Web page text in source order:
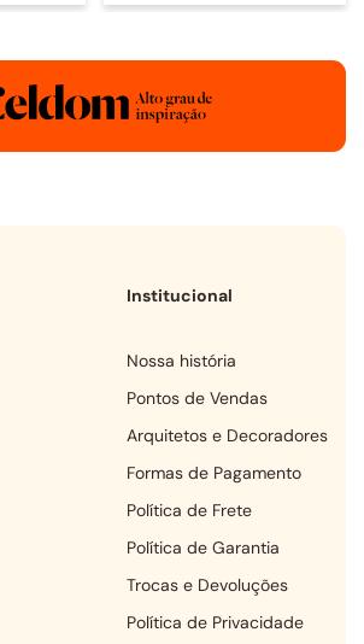
Institucional
Nossa história
Pontos de Vendas
Arquitetos e Decoradores
Formas de Pagamento
Política de Frete
Política de Garantia
Trocas e Devoluções
Política de Privacidade